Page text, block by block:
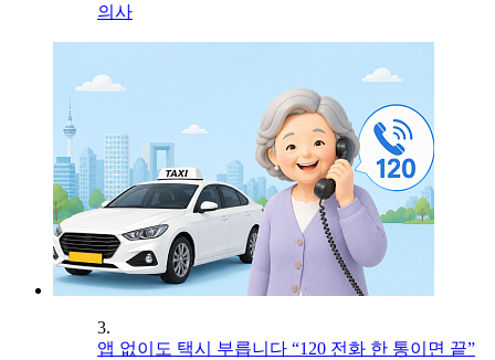
의사
3.
앱 없이도 택시 부릅니다 “120 전화 한 통이면 끝”